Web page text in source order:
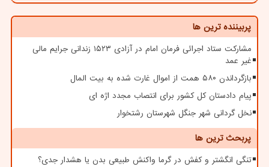
پربیننده ترین ها
مشارکت ستاد اجرائی فرمان امام در آزادی ۱۵۲۳ زندانی جرایم مالی
غیر عمد
بازگرداندن ۵۸۰ همت از اموال غارت شده به بیت المال
پیام دادستان کل کشور برای انتصاب مجدد اژه ای
نخل گردانی شهر جنگل شهرستان رشتخوار
پربحث ترین ها
تنگی انگشتر و کفش در گرما واکنش طبیعی بدن یا هشدار جدی؟